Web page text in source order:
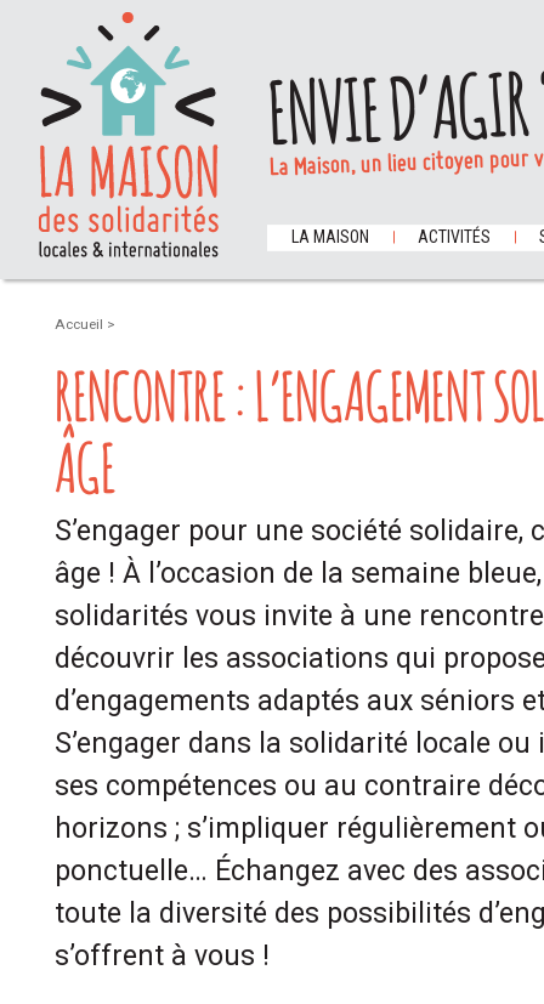
ENVIE
La Maison, un lieu citoyen
LA MAISON ACTIVITÉS
Accueil >
RENCONTRE : L’ENGAGEMENT
ÂGE
S’engager pour une société solidaire,
âge ! À l’occasion de la semaine
solidarités vous invite à une
découvrir les associations qui
d’engagements adaptés aux séniors
S’engager dans la solidarité locale
ses compétences ou au contraire
horizons ; s’impliquer régulièrement
ponctuelle… Échangez avec des
toute la diversité des possibilités
s’offrent à vous !